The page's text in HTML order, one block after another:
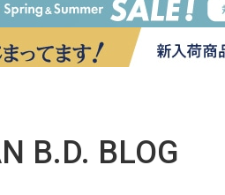
B.D. BLOG